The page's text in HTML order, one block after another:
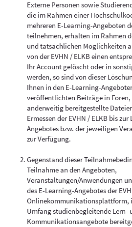
Externe Personen sowie
die im Rahmen einer
mehreren E-Learning-Angeboten
teilnehmen, erhalten im Rahmen
und tatsächlichen Möglichkeiten
von der EVHN / ELKB einen
Ihr Account gelöscht oder in
werden, so sind von dieser
Ihnen in den E-Learning-
veröffentlichten Beiträge in Foren,
anderweitig bereitgestellte
Ermessen der EVHN / ELKB bis
Angebotes bzw. der jeweiligen
zur Verfügung.
Gegenstand dieser
Teilnahme an den Angeboten,
Veranstaltungen/Anwendungen
des E-Learning-Angebotes der
Onlinekommunikationsplattform,
Umfang studienbegleitende Lern-
Kommunikationsangebote